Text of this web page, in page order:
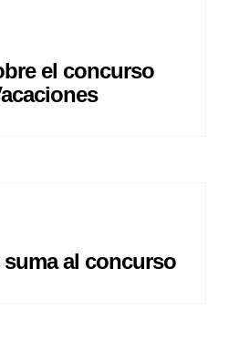
el concurso
al concurso